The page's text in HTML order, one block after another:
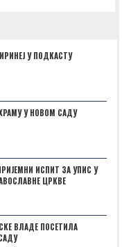
У ПОДКАСТУ
У НОВОМ САДУ
ИСПИТ ЗА УПИС У
ЦРКВЕ
ВЛАДЕ ПОСЕТИЛА